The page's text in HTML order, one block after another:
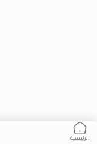
الرئيسية